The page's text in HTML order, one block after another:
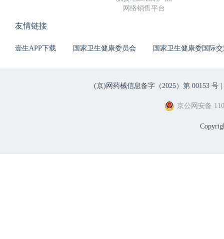
网络销售平台
友情链接
壹生APP下载 国家卫生健康委员会 国家卫生健康委国际
(京)网药械信息备字（2025）第 00153 号 |
京公网安备